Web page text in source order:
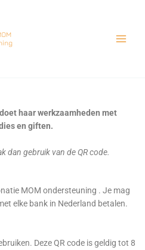
haar werkzaamheden met
en giften.
dan gebruik van de QR code.
MOM ondersteuning . Je mag
elke bank in Nederland betalen.
Deze QR code is geldig tot 8